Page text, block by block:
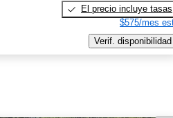
El precio incluye tasas
$575/mes
Verif. disponibilidad